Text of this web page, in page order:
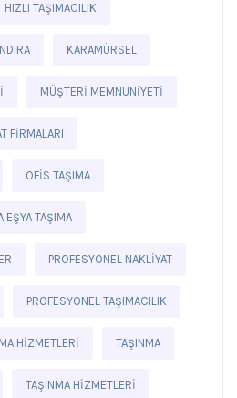
HIZLI TAŞIMACILIK
KARAMÜRSEL
MÜŞTERI MEMNUNIYETI
FIRMALARI
OFIS TAŞIMA
EŞYA TAŞIMA
PROFESYONEL NAKLIYAT
PROFESYONEL TAŞIMACILIK
HIZMETLERI TAŞINMA
TAŞINMA HIZMETLERI